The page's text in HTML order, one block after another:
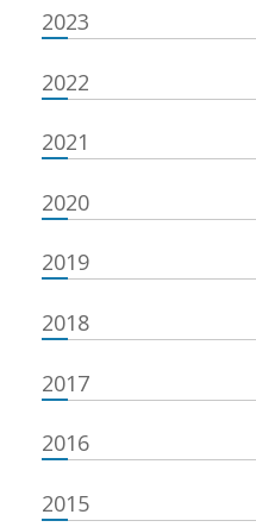
2023
2022
2021
2020
2019
2018
2017
2016
2015